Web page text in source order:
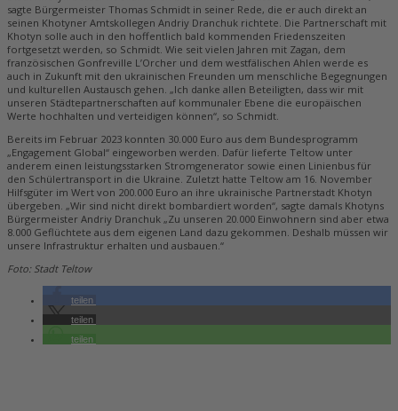
sagte Bürgermeister Thomas Schmidt in seiner Rede, die er auch direkt an
seinen Khotyner Amtskollegen Andriy Dranchuk richtete. Die Partnerschaft mit
Khotyn solle auch in den hoffentlich bald kommenden Friedenszeiten
fortgesetzt werden, so Schmidt. Wie seit vielen Jahren mit Zagan, dem
französischen Gonfreville L’Orcher und dem westfälischen Ahlen werde es
auch in Zukunft mit den ukrainischen Freunden um menschliche Begegnungen
und kulturellen Austausch gehen. „Ich danke allen Beteiligten, dass wir mit
unseren Städtepartnerschaften auf kommunaler Ebene die europäischen
Werte hochhalten und verteidigen können“, so Schmidt.
Bereits im Februar 2023 konnten 30.000 Euro aus dem Bundesprogramm
„Engagement Global“ eingeworben werden. Dafür lieferte Teltow unter
anderem einen leistungsstarken Stromgenerator sowie einen Linienbus für
den Schülertransport in die Ukraine. Zuletzt hatte Teltow am 16. November
Hilfsgüter im Wert von 200.000 Euro an ihre ukrainische Partnerstadt Khotyn
übergeben. „Wir sind nicht direkt bombardiert worden“, sagte damals Khotyns
Bürgermeister Andriy Dranchuk „Zu unseren 20.000 Einwohnern sind aber etwa
8.000 Geflüchtete aus dem eigenen Land dazu gekommen. Deshalb müssen wir
unsere Infrastruktur erhalten und ausbauen.“
Foto: Stadt Teltow
teilen
teilen
teilen